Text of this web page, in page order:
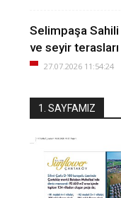
Selimpaşa Sahili
ve seyir
27.07.2026 11:54:24
1. SAYFAMIZ